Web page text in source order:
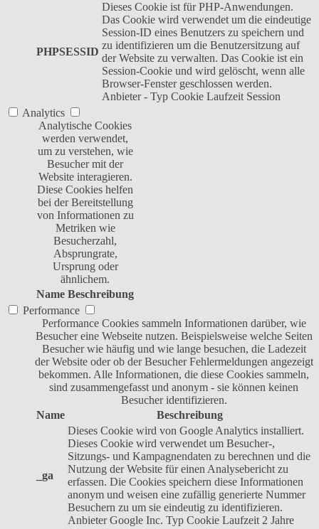
PHPSESSID
Dieses Cookie ist für PHP-Anwendungen.
Das Cookie wird verwendet um die eindeutige
Session-ID eines Benutzers zu speichern und
zu identifizieren um die Benutzersitzung auf
der Website zu verwalten. Das Cookie ist ein
Session-Cookie und wird gelöscht, wenn alle
Browser-Fenster geschlossen werden.
Anbieter - Typ Cookie Laufzeit Session
Analytics
Analytische Cookies
werden verwendet,
um zu verstehen, wie
Besucher mit der
Website interagieren.
Diese Cookies helfen
bei der Bereitstellung
von Informationen zu
Metriken wie
Besucherzahl,
Absprungrate,
Ursprung oder
ähnlichem.
Name Beschreibung
Performance
Performance Cookies sammeln Informationen darüber, wie
Besucher eine Webseite nutzen. Beispielsweise welche Seiten
Besucher wie häufig und wie lange besuchen, die Ladezeit
der Website oder ob der Besucher Fehlermeldungen angezeigt
bekommen. Alle Informationen, die diese Cookies sammeln,
sind zusammengefasst und anonym - sie können keinen
Besucher identifizieren.
Name
Beschreibung
_ga
Dieses Cookie wird von Google Analytics installiert.
Dieses Cookie wird verwendet um Besucher-,
Sitzungs- und Kampagnendaten zu berechnen und die
Nutzung der Website für einen Analysebericht zu
erfassen. Die Cookies speichern diese Informationen
anonym und weisen eine zufällig generierte Nummer
Besuchern zu um sie eindeutig zu identifizieren.
Anbieter Google Inc. Typ Cookie Laufzeit 2 Jahre